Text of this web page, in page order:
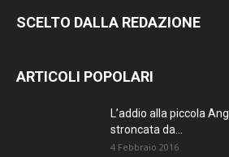
SCELTO DALLA REDAZIONE
ARTICOLI POPOLARI
L’addio alla piccola
stroncata da...
4 Febbraio 2016